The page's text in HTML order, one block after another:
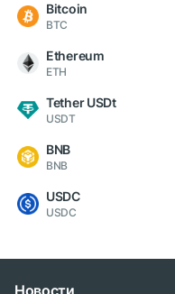
Bitcoin
BTC
Ethereum
ETH
Tether USDt
USDT
BNB
BNB
USDC
USDC